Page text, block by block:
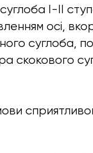
I-II
осі,
суглоба,
скокового